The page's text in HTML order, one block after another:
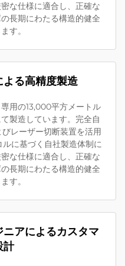
な仕様に適合し、正確な
長期にわたる構造的健全
す。
る高精度製造
用の13,000平方メートル
製造しています。完全自
レーザー切断装置を活用
に基づく自社製造体制に
な仕様に適合し、正確な
長期にわたる構造的健全
す。
アによるカスタマ
計